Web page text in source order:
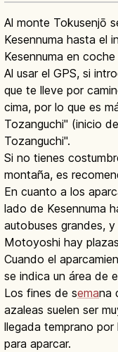
Al monte Tokusenjō
Kesennuma hasta el
Kesennuma en
Al usar el GPS, si
que te lleve por
cima, por lo que es
Tozanguchi" (inicio
Tozanguchi".
Si no tienes
montaña, es
En cuanto a los
lado de Kesennuma
autobuses grandes,
Motoyoshi hay
Cuando el
se indica un área de
Los fines de semana
azaleas suelen ser
llegada temprano
para aparcar.